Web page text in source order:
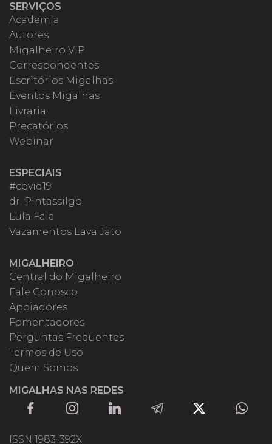
SERVIÇOS
Academia
Autores
Migalheiro VIP
Correspondentes
Escritórios Migalhas
Eventos Migalhas
Livraria
Precatórios
Webinar
ESPECIAIS
#covid19
dr. Pintassilgo
Lula Fala
Vazamentos Lava Jato
MIGALHEIRO
Central do Migalheiro
Fale Conosco
Apoiadores
Fomentadores
Perguntas Frequentes
Termos de Uso
Quem Somos
MIGALHAS NAS REDES
ISSN 1983-392X